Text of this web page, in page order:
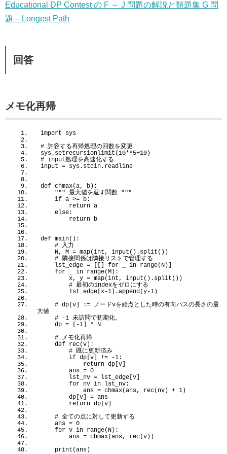
Educational DP Contest の F ～ J 問題の解説と類題集 G 問
題 – Longest Path
回答
メモ化再帰
import sys
# 許容する再帰処理の回数を変更
sys. setrecursionlimit (10**5+10 )
# input処理を高速化する
input = sys.stdin.readline
def chmax(a, b ) :
""" 最大値を返す関数 """
if a >= b:
return a
else:
return b
def main() :
# 入力
    N, M =
map(int, input () . split ())
# 隣接関係は隣接リストで管理する
    lst_edge =
for in range( N )]
for
in range(M ) :
        x, y =
map(int, input () . split ())
# 最初のindexをゼロにする
        lst_edge
x-1 .append(y-1 )
# dp[v] := ノードvを始点とした時の有向パスの長さの最
大値
# -1 未訪問で初期化。
    dp =
-1
* N
# メモ化再帰
def rec(v ) :
# 既に更新済み
if dp v != -1:
return dp v
        ans =
0
        lst_nv = lst_edge
v
for nv in lst_nv:
            ans =
chmax(ans, rec( nv ) + 1 )
        dp
v
= ans
return dp v
# 全ての点に対して更新する
    ans =
0
for v in range( N ) :
        ans =
chmax(ans, rec(v ))
print (ans )